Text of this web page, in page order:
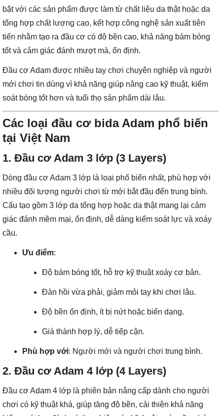
bật với các sản phẩm được làm từ chất liệu da thật hoặc da
tổng hợp chất lượng cao, kết hợp công nghệ sản xuất tiên
tiến nhằm tạo ra đầu cơ có độ bền cao, khả năng bám bóng
tốt và cảm giác đánh mượt mà, ổn định.
Đầu cơ Adam được nhiều tay chơi chuyên nghiệp và người
mới chơi tin dùng vì khả năng giúp nâng cao kỹ thuật, kiểm
soát bóng tốt hơn và tuổi thọ sản phẩm dài lâu.
Các loại đầu cơ bida Adam phổ biến
tại Việt Nam
1. Đầu cơ Adam 3 lớp (3 Layers)
Dòng đầu cơ Adam 3 lớp là loại phổ biến nhất, phù hợp với
nhiều đối tượng người chơi từ mới bắt đầu đến trung bình.
Cấu tạo gồm 3 lớp da tổng hợp hoặc da thật mang lại cảm
giác đánh mềm mại, ổn định, dễ dàng kiểm soát lực và xoáy
cầu.
Ưu điểm:
Độ bám bóng tốt, hỗ trợ kỹ thuật xoáy cơ bản.
Đàn hồi vừa phải, giảm mỏi tay khi chơi lâu.
Độ bền ổn định, ít bị nứt hoặc biến dạng.
Giá thành hợp lý, dễ tiếp cận.
Phù hợp với: Người mới và người chơi trung bình.
2. Đầu cơ Adam 4 lớp (4 Layers)
Đầu cơ Adam 4 lớp là phiên bản nâng cấp dành cho người
chơi có kỹ thuật khá, giúp tăng độ bền, cải thiện khả năng